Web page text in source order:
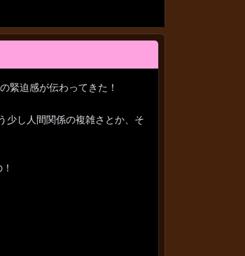
緊迫感が伝わってきた！
し人間関係の複雑さとか、そ